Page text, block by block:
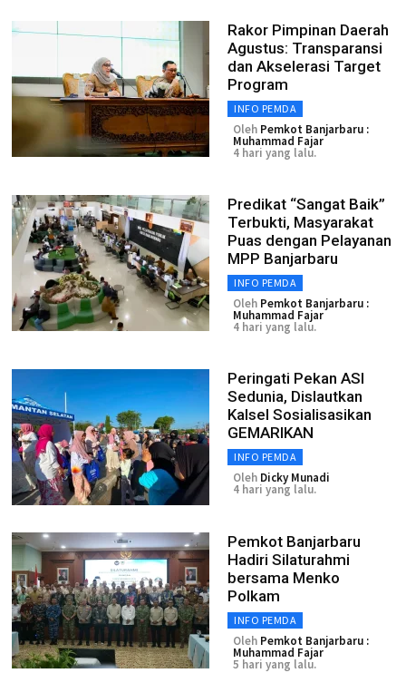
Rakor Pimpinan Daerah
Agustus: Transparansi
dan Akselerasi Target
Program
INFO PEMDA
Oleh Pemkot Banjarbaru :
Muhammad Fajar
4 hari yang lalu.
Predikat “Sangat Baik”
Terbukti, Masyarakat
Puas dengan Pelayanan
MPP Banjarbaru
INFO PEMDA
Oleh Pemkot Banjarbaru :
Muhammad Fajar
4 hari yang lalu.
Peringati Pekan ASI
Sedunia, Dislautkan
Kalsel Sosialisasikan
GEMARIKAN
INFO PEMDA
Oleh Dicky Munadi
4 hari yang lalu.
Pemkot Banjarbaru
Hadiri Silaturahmi
bersama Menko
Polkam
INFO PEMDA
Oleh Pemkot Banjarbaru :
Muhammad Fajar
5 hari yang lalu.